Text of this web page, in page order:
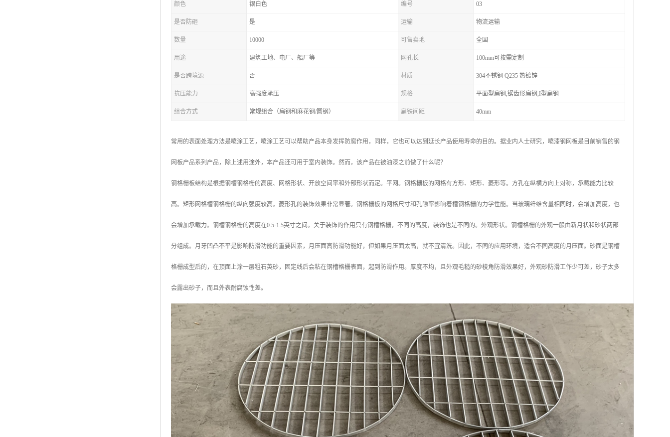
颜色 银白色 编号 03
是否防砸 是 运输 物流运输
数量 10000 可售卖地 全国
用途 建筑工地、电厂、船厂等 网孔长 100mm可按需定制
是否跨境源 否 材质 304不锈钢 Q235 热镀锌
抗压能力 高强度承压 规格 平面型扁钢,锯齿形扁钢,I型扁钢
组合方式 常规组合（扁钢和麻花钢/圆钢） 扁铁间距 40mm
常用的表面处理方法是喷涂工艺，喷涂工艺可以帮助产品本身发挥防腐作用，同样，它也可以达到延长产品使用寿命的目的。据业内人士研究，喷漆钢网板是目前销售的钢
网板产品系列产品，除上述用途外，本产品还可用于室内装饰。然而，该产品在被油漆之前做了什么呢？
钢格栅板结构是根据钢槽钢格栅的高度、网格形状、开放空间率和外部形状而定。平网。钢格栅板的网格有方形、矩形、菱形等。方孔在纵横方向上对称，承载能力比较
高。矩形网格槽钢格栅的纵向强度较高。菱形孔的装饰效果非常显著。钢格栅板的网格尺寸和孔隙率影响着槽钢格栅的力学性能。当玻璃纤维含量相同时，会增加高度，也
会增加承载力。钢槽钢格栅的高度在0.5-1.5英寸之间。关于装饰的作用只有钢槽格栅，不同的高度，装饰也是不同的。外观形状。钢槽格栅的外观一般由新月状和砂状两部
分组成。月牙凹凸不平是影响防滑功能的重要因素，月压面高防滑功能好，但如果月压面太高，就不宜清洗。因此，不同的应用环境，适合不同高度的月压面。砂面是钢槽
格栅成型后的，在顶面上涂一层粗石英砂，固定线后会粘在钢槽格栅表面，起到防滑作用。厚度不均，且外观毛糙的砂棱角防滑效果好，外观砂防滑工作少可差，砂子太多
会露出砂子，而且外表耐腐蚀性差。